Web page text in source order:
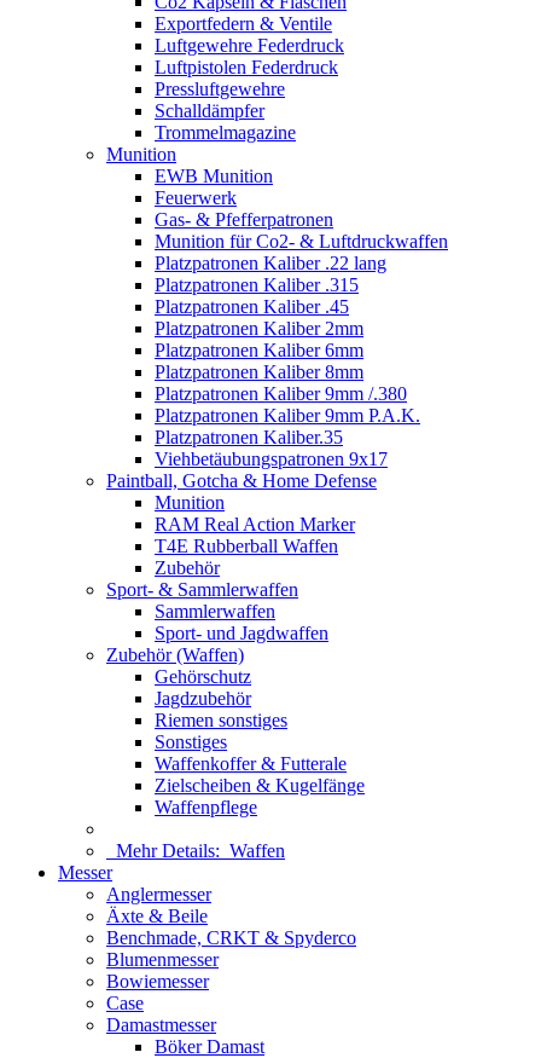
Exportfedern & Ventile
Luftgewehre Federdruck
Luftpistolen Federdruck
Pressluftgewehre
Schalldämpfer
Trommelmagazine
Munition
EWB Munition
Feuerwerk
Gas- & Pfefferpatronen
Munition für Co2- & Luftdruckwaffen
Platzpatronen Kaliber .22 lang
Platzpatronen Kaliber .315
Platzpatronen Kaliber .45
Platzpatronen Kaliber 2mm
Platzpatronen Kaliber 6mm
Platzpatronen Kaliber 8mm
Platzpatronen Kaliber 9mm /.380
Platzpatronen Kaliber 9mm P.A.K.
Platzpatronen Kaliber.35
Viehbetäubungspatronen 9x17
Paintball, Gotcha & Home Defense
Munition
RAM Real Action Marker
T4E Rubberball Waffen
Zubehör
Sport- & Sammlerwaffen
Sammlerwaffen
Sport- und Jagdwaffen
Zubehör (Waffen)
Gehörschutz
Jagdzubehör
Riemen sonstiges
Sonstiges
Waffenkoffer & Futterale
Zielscheiben & Kugelfänge
Waffenpflege
Mehr Details: Waffen
Messer
Anglermesser
Äxte & Beile
Benchmade, CRKT & Spyderco
Blumenmesser
Bowiemesser
Case
Damastmesser
Böker Damast